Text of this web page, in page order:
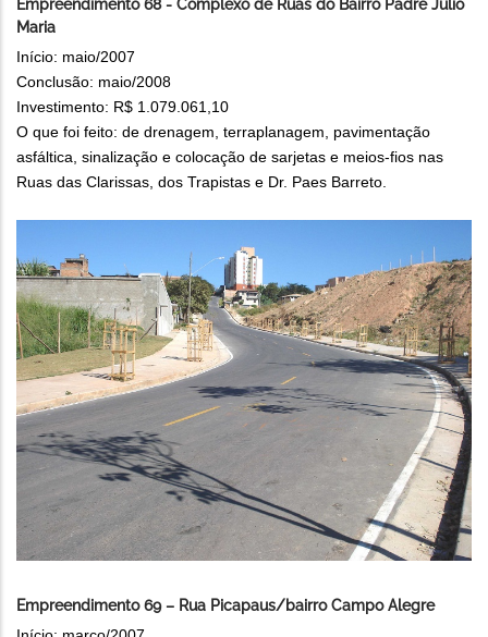
Empreendimento 68 - Complexo de Ruas do Bairro Padre Júlio
Maria
Início: maio/2007
Conclusão: maio/2008
Investimento: R$ 1.079.061,10
O que foi feito: de drenagem, terraplanagem, pavimentação
asfáltica, sinalização e colocação de sarjetas e meios-fios nas
Ruas das Clarissas, dos Trapistas e Dr. Paes Barreto.
Empreendimento 69 – Rua Picapaus/bairro Campo Alegre